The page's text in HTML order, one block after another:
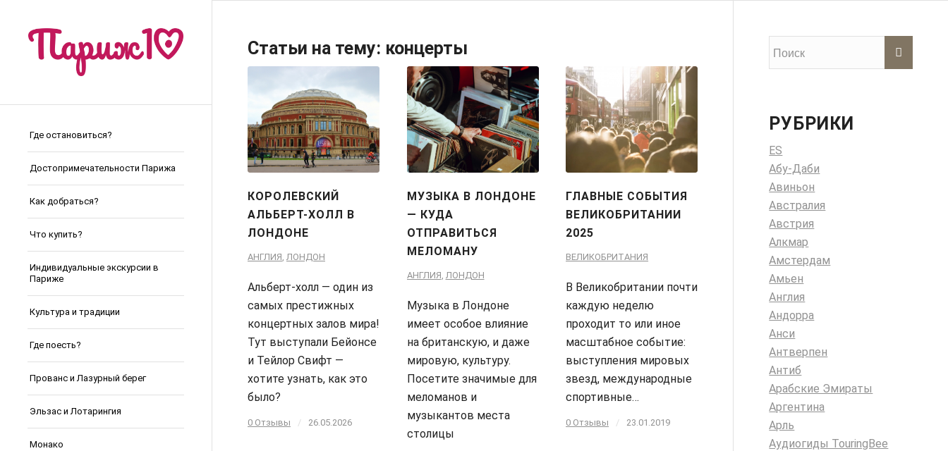
Где остановиться?
Достопримечательности Парижа
Как добраться?
Что купить?
Индивидуальные экскурсии в
Париже
Культура и традиции
Где поесть?
Прованс и Лазурный берег
Эльзас и Лотарингия
Монако
Статьи на тему: концерты
КОРОЛЕВСКИЙ
АЛЬБЕРТ-ХОЛЛ В
ЛОНДОНЕ
АНГЛИЯ, ЛОНДОН
Альберт-холл — один из
самых престижных
концертных залов мира!
Тут выступали Бейонсе
и Тейлор Свифт —
хотите узнать, как это
было?
0 Отзывы / 26.05.2026
МУЗЫКА В ЛОНДОНЕ
— КУДА
ОТПРАВИТЬСЯ
МЕЛОМАНУ
АНГЛИЯ, ЛОНДОН
Музыка в Лондоне
имеет особое влияние
на британскую, и даже
мировую, культуру.
Посетите значимые для
меломанов и
музыкантов места
столицы
ГЛАВНЫЕ СОБЫТИЯ
ВЕЛИКОБРИТАНИИ
2025
ВЕЛИКОБРИТАНИЯ
В Великобритании почти
каждую неделю
проходит то или иное
масштабное событие:
выступления мировых
звезд, международные
спортивные…
0 Отзывы / 23.01.2019
РУБРИКИ
ES
Абу-Даби
Авиньон
Австралия
Австрия
Алкмар
Амстердам
Амьен
Англия
Андорра
Анси
Антверпен
Антиб
Арабские Эмираты
Аргентина
Арль
Аудиогиды TouringBee